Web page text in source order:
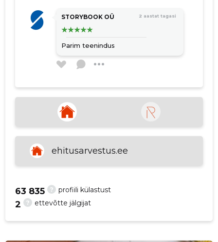
STORYBOOK OÜ 2 aastat tagasi
Parim teenindus
ehitusarvestus.ee
? profiili külastust
63 835
? ettevõtte jälgijat
2